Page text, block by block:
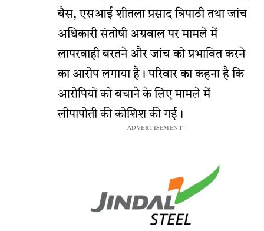
बैस, एसआई शीतला प्रसाद त्रिपाठी तथा जांच
अधिकारी संतोषी अग्रवाल पर मामले में
लापरवाही बरतने और जांच को प्रभावित करने
का आरोप लगाया है। परिवार का कहना है कि
आरोपियों को बचाने के लिए मामले में
लीपापोती की कोशिश की गई।
- ADVERTISEMENT -